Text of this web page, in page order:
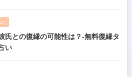
氏との復縁の可能性は？-無料復縁タ
い